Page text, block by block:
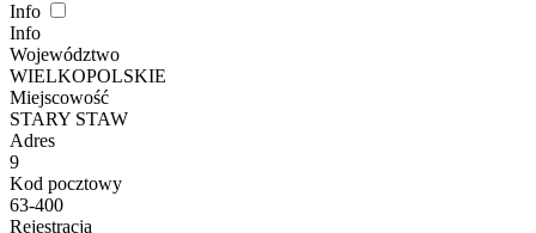
Info
Info
Województwo
WIELKOPOLSKIE
Miejscowość
STARY STAW
Adres
9
Kod pocztowy
63-400
Rejestracja